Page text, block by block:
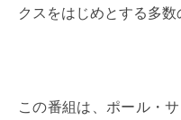
クスをはじめとする多数
この番組は、ポール・